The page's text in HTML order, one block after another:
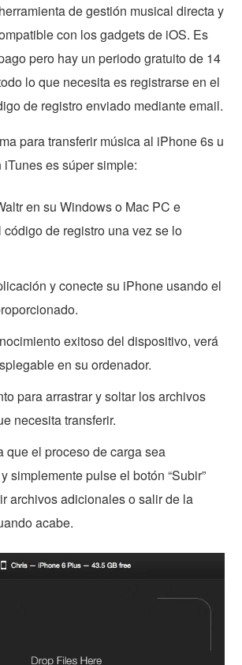
de gestión musical directa y
con los gadgets de iOS. Es
pero hay un periodo gratuito de 14
lo que necesita es registrarse en el
de registro enviado mediante email.
para transferir música al iPhone 6s u
es súper simple:
en su Windows o Mac PC e
código de registro una vez se lo
y conecte su iPhone usando el
exitoso del dispositivo, verá
en su ordenador.
para arrastrar y soltar los archivos
necesita transferir.
que el proceso de carga sea
simplemente pulse el botón “Subir”
archivos adicionales o salir de la
acabe.